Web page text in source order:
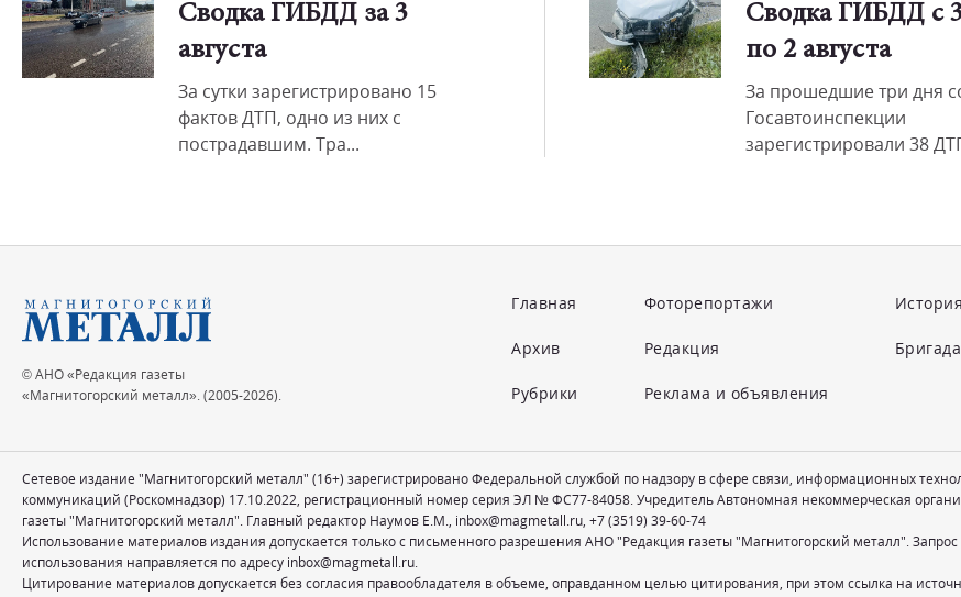
Сводка ГИБДД за 3
августа
За сутки зарегистрировано 15
фактов ДТП, одно из них с
пострадавшим. Тра...
Сводка ГИБДД с
по 2 августа
За прошедшие три дня
Госавтоинспекции
зарегистрировали 38
© АНО «Редакция газеты
«Магнитогорский металл». (2005-2026).
Главная
Архив
Рубрики
Фоторепортажи
Редакция
Реклама и объявления
Бригада
Сетевое издание "Магнитогорский металл" (16+) зарегистрировано Федеральной службой по надзору в сфере связи, информационных
коммуникаций (Роскомнадзор) 17.10.2022, регистрационный номер серия ЭЛ № ФС77-84058. Учредитель Автономная некоммерческая
газеты "Магнитогорский металл". Главный редактор Наумов Е.М., inbox@magmetall.ru, +7 (3519) 39-60-74
Использование материалов издания допускается только с письменного разрешения АНО "Редакция газеты "Магнитогорский металл".
использования направляется по адресу inbox@magmetall.ru.
Цитирование материалов допускается без согласия правообладателя в объеме, оправданном целью цитирования, при этом ссылка на